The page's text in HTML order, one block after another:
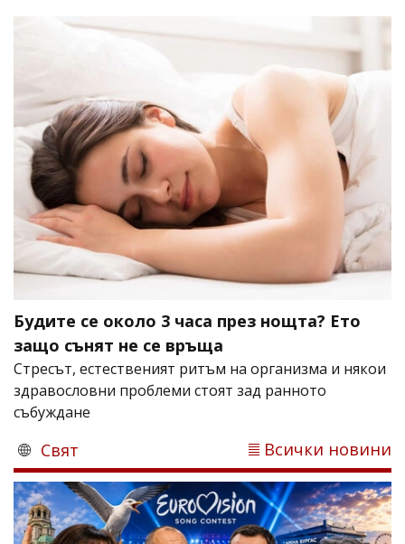
Будите се около 3 часа през нощта? Ето
защо сънят не се връща
Стресът, естественият ритъм на организма и някои
здравословни проблеми стоят зад ранното
събуждане
Свят Всички новини